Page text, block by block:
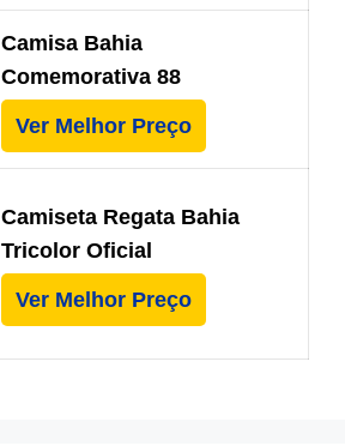
Camisa Bahia
Comemorativa 88
Ver Melhor Preço
Camiseta Regata Bahia
Tricolor Oficial
Ver Melhor Preço